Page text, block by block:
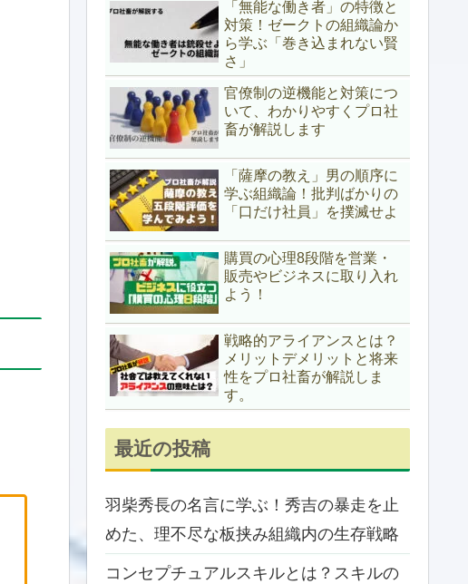
「無能な働き者」の特徴と
対策！ゼークトの組織論か
ら学ぶ「巻き込まれない賢
さ」
官僚制の逆機能と対策につ
いて、わかりやすくプロ社
畜が解説します
「薩摩の教え」男の順序に
学ぶ組織論！批判ばかりの
「口だけ社員」を撲滅せよ
購買の心理8段階を営業・
販売やビジネスに取り入れ
よう！
戦略的アライアンスとは？
メリットデメリットと将来
性をプロ社畜が解説しま
す。
最近の投稿
羽柴秀長の名言に学ぶ！秀吉の暴走を止
めた、理不尽な板挟み組織内の生存戦略
コンセプチュアルスキルとは？スキルの